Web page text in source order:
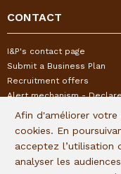
CONTACT
I&P's contact page
Submit a Business Plan
Recruitment offers
Alert mechanism -
FOLLOW US
Subscribe to our quaterly
Afin d'améliorer votre
cookies. En
acceptez l’utilisation
analyser les